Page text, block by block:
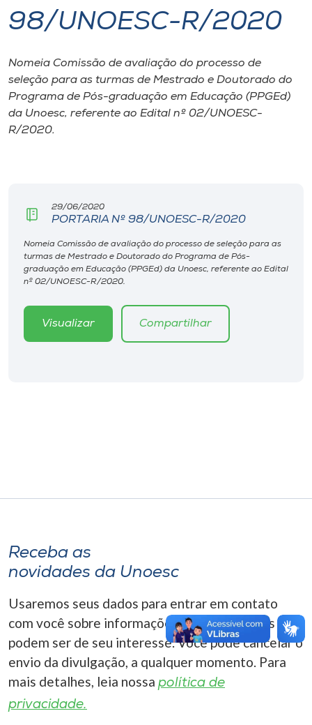
I.nova
Diplomados
Cultura
Editora
Rádio
Museu
98/UNOESC-R/2020
Nomeia Comissão de avaliação do processo de
seleção para as turmas de Mestrado e Doutorado do
Programa de Pós-graduação em Educação (PPGEd)
da Unoesc, referente ao Edital nº 02/UNOESC-
R/2020.
29/06/2020
PORTARIA Nº 98/UNOESC-R/2020
Nomeia Comissão de avaliação do processo de seleção para as
turmas de Mestrado e Doutorado do Programa de Pós-
graduação em Educação (PPGEd) da Unoesc, referente ao Edital
nº 02/UNOESC-R/2020.
Visualizar Compartilhar
Receba as
novidades da Unoesc
Usaremos seus dados para entrar em contato
com você sobre informações correlacionadas que
podem ser de seu interesse. Você pode cancelar o
envio da divulgação, a qualquer momento. Para
mais detalhes, leia nossa política de
privacidade.